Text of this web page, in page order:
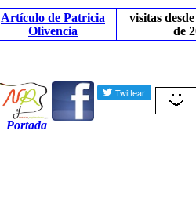
Artículo de Patricia
Olivencia
visitas
de
Portada